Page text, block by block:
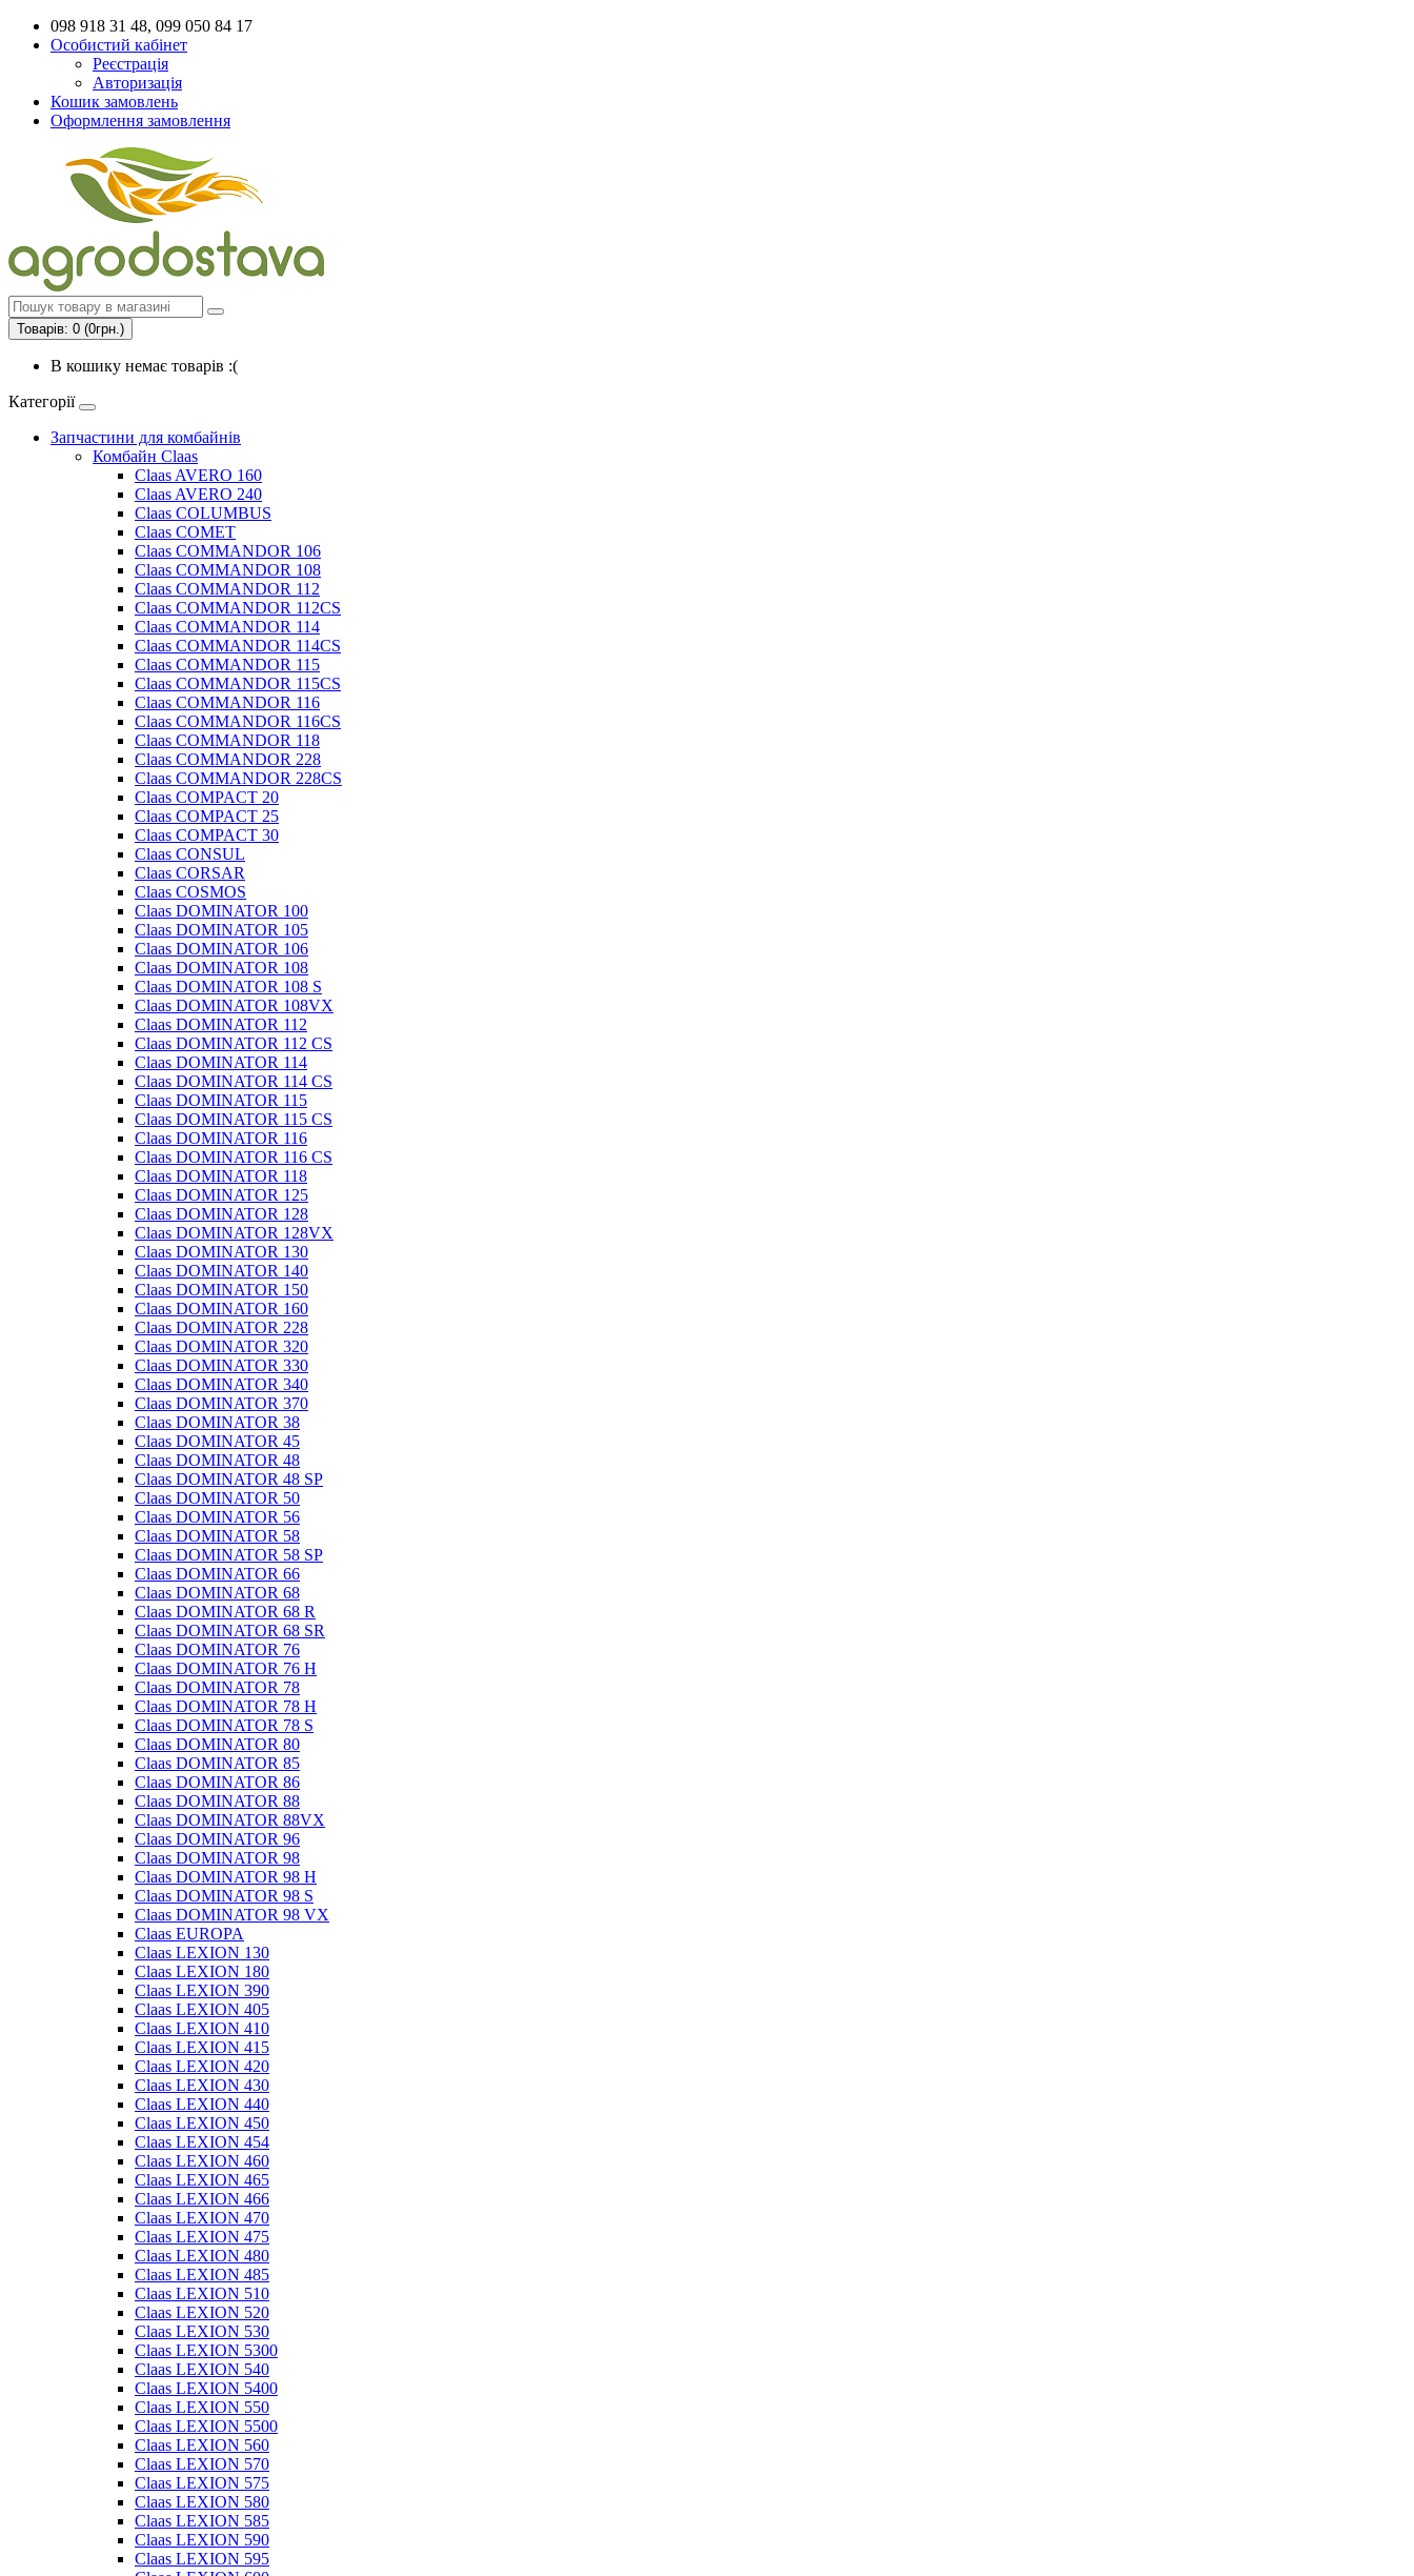
098 918 31 48, 099 050 84 17
Особистий кабінет
Реєстрація
Авторизація
Кошик замовлень
Оформлення замовлення
Товарів: 0 (0грн.)
В кошику немає товарів :(
Категорії
Запчастини для комбайнів
Комбайн Claas
Claas AVERO 160
Claas AVERO 240
Claas COLUMBUS
Claas COMET
Claas COMMANDOR 106
Claas COMMANDOR 108
Claas COMMANDOR 112
Claas COMMANDOR 112CS
Claas COMMANDOR 114
Claas COMMANDOR 114CS
Claas COMMANDOR 115
Claas COMMANDOR 115CS
Claas COMMANDOR 116
Claas COMMANDOR 116CS
Claas COMMANDOR 118
Claas COMMANDOR 228
Claas COMMANDOR 228CS
Claas COMPACT 20
Claas COMPACT 25
Claas COMPACT 30
Claas CONSUL
Claas CORSAR
Claas COSMOS
Claas DOMINATOR 100
Claas DOMINATOR 105
Claas DOMINATOR 106
Claas DOMINATOR 108
Claas DOMINATOR 108 S
Claas DOMINATOR 108VX
Claas DOMINATOR 112
Claas DOMINATOR 112 CS
Claas DOMINATOR 114
Claas DOMINATOR 114 CS
Claas DOMINATOR 115
Claas DOMINATOR 115 CS
Claas DOMINATOR 116
Claas DOMINATOR 116 CS
Claas DOMINATOR 118
Claas DOMINATOR 125
Claas DOMINATOR 128
Claas DOMINATOR 128VX
Claas DOMINATOR 130
Claas DOMINATOR 140
Claas DOMINATOR 150
Claas DOMINATOR 160
Claas DOMINATOR 228
Claas DOMINATOR 320
Claas DOMINATOR 330
Claas DOMINATOR 340
Claas DOMINATOR 370
Claas DOMINATOR 38
Claas DOMINATOR 45
Claas DOMINATOR 48
Claas DOMINATOR 48 SP
Claas DOMINATOR 50
Claas DOMINATOR 56
Claas DOMINATOR 58
Claas DOMINATOR 58 SP
Claas DOMINATOR 66
Claas DOMINATOR 68
Claas DOMINATOR 68 R
Claas DOMINATOR 68 SR
Claas DOMINATOR 76
Claas DOMINATOR 76 H
Claas DOMINATOR 78
Claas DOMINATOR 78 H
Claas DOMINATOR 78 S
Claas DOMINATOR 80
Claas DOMINATOR 85
Claas DOMINATOR 86
Claas DOMINATOR 88
Claas DOMINATOR 88VX
Claas DOMINATOR 96
Claas DOMINATOR 98
Claas DOMINATOR 98 H
Claas DOMINATOR 98 S
Claas DOMINATOR 98 VX
Claas EUROPA
Claas LEXION 130
Claas LEXION 180
Claas LEXION 390
Claas LEXION 405
Claas LEXION 410
Claas LEXION 415
Claas LEXION 420
Claas LEXION 430
Claas LEXION 440
Claas LEXION 450
Claas LEXION 454
Claas LEXION 460
Claas LEXION 465
Claas LEXION 466
Claas LEXION 470
Claas LEXION 475
Claas LEXION 480
Claas LEXION 485
Claas LEXION 510
Claas LEXION 520
Claas LEXION 530
Claas LEXION 5300
Claas LEXION 540
Claas LEXION 5400
Claas LEXION 550
Claas LEXION 5500
Claas LEXION 560
Claas LEXION 570
Claas LEXION 575
Claas LEXION 580
Claas LEXION 585
Claas LEXION 590
Claas LEXION 595